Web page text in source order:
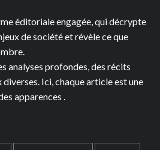
éditoriale engagée, qui décrypte
de société et révèle ce que
analyses profondes, des récits
Ici, chaque article est une
apparences .